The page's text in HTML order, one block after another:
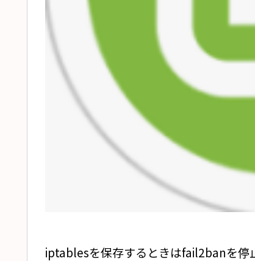
iptablesを保存するときはfail2banを停